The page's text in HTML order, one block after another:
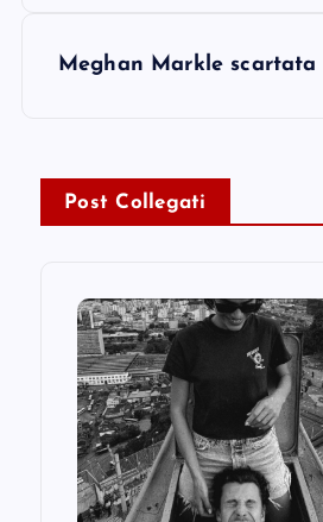
Meghan Markle
Post Collegati